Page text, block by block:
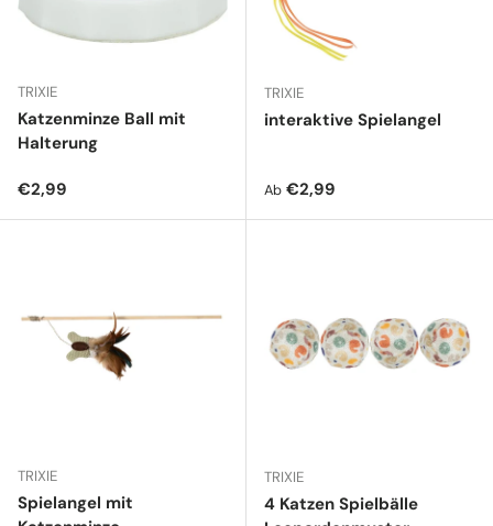
TRIXIE
Katzenminze Ball mit
Halterung
Normaler Preis
€2,99
TRIXIE
interaktive Spielangel
Normaler Preis
Ab €2,99
TRIXIE
Spielangel mit
TRIXIE
4 Katzen Spielbälle